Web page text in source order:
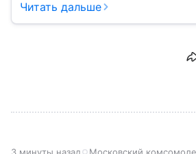
в условиях невесомости и
принадлежит и какое значение
Читать дальше
3 минуты назад Московский